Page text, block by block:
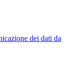
dei dati da